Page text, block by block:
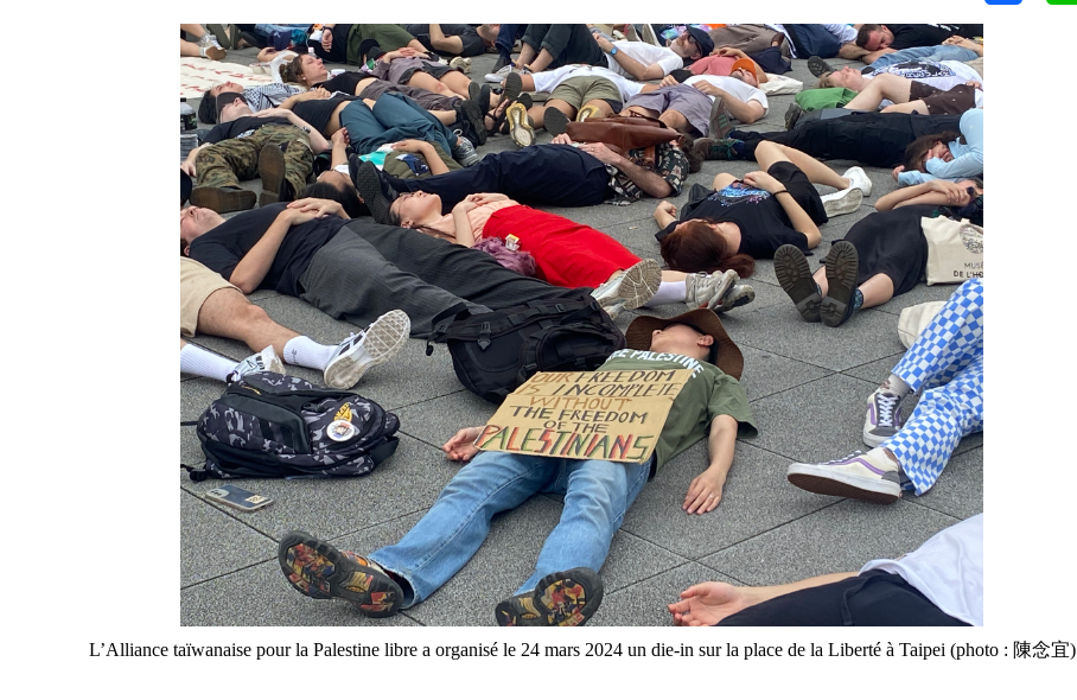
L’Alliance taïwanaise pour la Palestine libre a organisé le 24 mars 2024 un die-in sur la place de la Liberté à Taipei (photo : 陳念宜)